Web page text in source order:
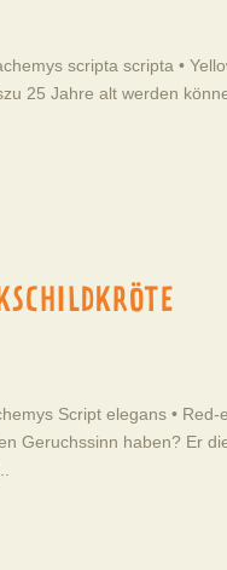
scripta scripta •
25 Jahre alt werden
Script elegans •
Geruchssinn haben? Er